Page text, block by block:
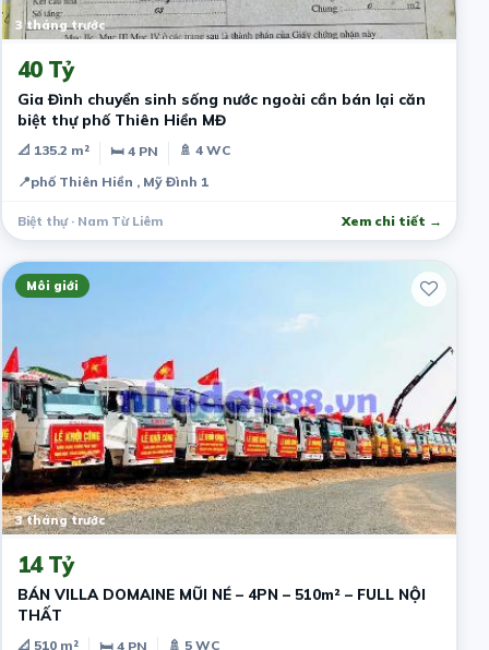
3 tháng trước
40 Tỷ
Gia Đình chuyển sinh sống nước ngoài cần bán lại căn
biệt thự phố Thiên Hiền MĐ
📐 135.2 m² 🛏 4 PN
🚿 4 WC
📍phố Thiên Hiền , Mỹ Đình 1
Biệt thự · Nam Từ Liêm Xem chi tiết →
Môi giới
3 tháng trước
14 Tỷ
BÁN VILLA DOMAINE MŨI NÉ – 4PN – 510m² – FULL NỘI
THẤT
📐 510 m² 🛏 4 PN
🚿 5 WC